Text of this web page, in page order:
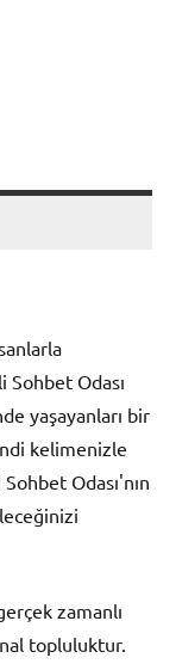
Odası
yaşayanları bir
kelimenizle
Odası'nın
zamanlı
topluluktur.